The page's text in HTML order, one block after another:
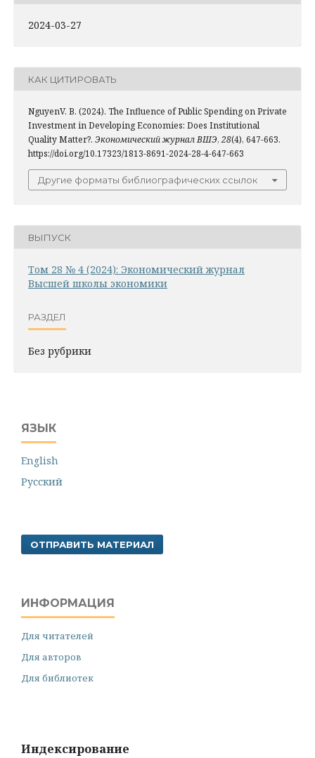
2024-03-27
КАК ЦИТИРОВАТЬ
NguyenV. B. (2024). The Influence of Public Spending on Private
Investment in Developing Economies: Does Institutional
Quality Matter?. Экономический журнал ВШЭ, 28(4), 647-663.
https://doi.org/10.17323/1813-8691-2024-28-4-647-663
Другие форматы библиографических ссылок
ВЫПУСК
Том 28 № 4 (2024): Экономический журнал
Высшей школы экономики
РАЗДЕЛ
Без рубрики
ЯЗЫК
English
Русский
ОТПРАВИТЬ МАТЕРИАЛ
ИНФОРМАЦИЯ
Для читателей
Для авторов
Для библиотек
Индексирование